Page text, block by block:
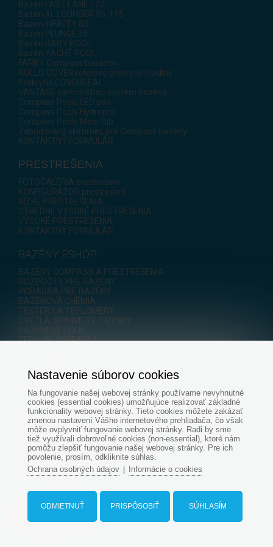
Compass
Bazén FAST LANE 122
Bazén XL LOUNGER 95, 115
Bazén INFINITY 80
Bazén PLUNGE 35
Bazén BABY POOL
Bazén YACHT POOL
FARBY Compass bazénov
ROLLO COVER roletové prekrytie hladiny
Prekrytia COVERSEAL
VANTAGE samočistiaci systém bazéna
Compass Pools LED pás
Compass Pools Hydropro
Compass Pools Maxi-Rib
Zabudovaný skimmer, pre Compass bazény
KONTAKTNÝ FORMULÁR
PRESTREŠENIA
FOTOGALÉRIA prestrešení
KONFIGURÁTOR prestrešení
NÍZKE PRESTREŠENIA
STREDNE VYSOKÉ PRESTREŠENIA
VYSOKÉ PRESTREŠENIA
KONTAKTNÝ FORMULÁR
BAZÉNY ESHOP
BAZÉNY COMPASS A PRESTREŠENIA
ROZPOČTY PRE BAZÉNY
PORADŇA PRE BAZÉNY
BAZÉNOVÁ CHÉMIA
TESTERY A TEPLOMERY
SVETLÁ, SKIMMERY, TRYSKY
BAZÉNOVÉ FÓLIE
TEPELNÉ ČERPADLÁ
FILTRAČNÉ NÁDOBY
FILTRAČNÉ NÁPLNE
VIACCESTNÉ VENTILY
TEPELNÉ VÝMENNÍKY
ELEKTRICKÝ OHREV
SOLÁRNY OHREV
INŠTALAČNÝ MATERIÁL
ÚPRAVA BAZÉNOVEJ VODY
SOLINÁTORY - SLANÁ ÚPRAVA VODY
SLADKÁ CHLÓROVÁ ÚPRAVA VODY
ZÁHRADNÉ SPRCHY
ČISTENIE BAZÉNA
REBRÍKY A SCHODÍKY
POLYSTYRÉNOVÉ TVÁRNICE
Nastavenie súborov cookies
Na fungovanie našej webovej stránky používame nevyhnutné
cookies (essential cookies) umožňujúce realizovať základné
funkcionality webovej stránky. Tieto cookies môžete zakázať
zmenou nastavení Vášho internetového prehliadača, čo však
môže ovplyvniť fungovanie webovej stránky. Radi by sme
tiež využívali dobrovoľné cookies (non-essential), ktoré nám
pomôžu zlepšiť fungovanie našej webovej stránky. Pre ich
povolenie, prosím, odkliknite súhlas.
Ochrana osobných údajov| Informácie o cookies
SÚHLASÍM
PRISPÔSOBIŤ
ODMIETNUŤ